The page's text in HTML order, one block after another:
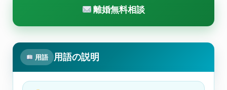
離婚無料相談
用語 用語の説明